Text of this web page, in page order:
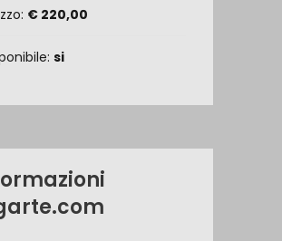
€ 220,00
si